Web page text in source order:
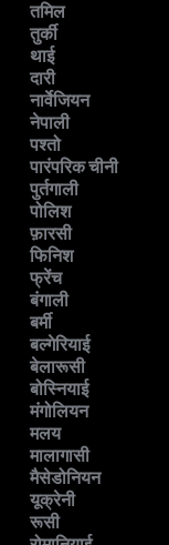
तमिल
तुर्की
थाई
दारी
नार्वेजियन
नेपाली
पश्तो
पारंपरिक चीनी
पुर्तगाली
पोलिश
फ़ारसी
फिनिश
फ्रेंच
बंगाली
बर्मी
बल्गेरियाई
बेलारूसी
बोस्नियाई
मंगोलियन
मलय
मालागासी
मैसेडोनियन
यूक्रेनी
रूसी